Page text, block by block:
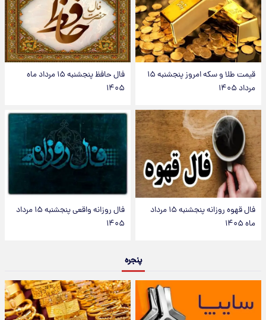
قیمت طلا و سکه امروز پنجشنبه ۱۵
مرداد ۱۴۰۵
فال حافظ پنجشنبه ۱۵ مرداد ماه
۱۴۰۵
فال قهوه روزانه پنجشنبه ۱۵ مرداد
ماه ۱۴۰۵
فال روزانه واقعی پنجشنبه ۱۵ مرداد
۱۴۰۵
پنجره